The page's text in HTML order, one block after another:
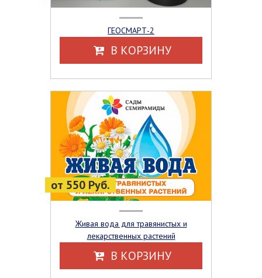
ГЕОСМАРТ-2
В КОРЗИНУ
от 550 Руб.
Живая вода для травянистых и
лекарственных растений
В КОРЗИНУ